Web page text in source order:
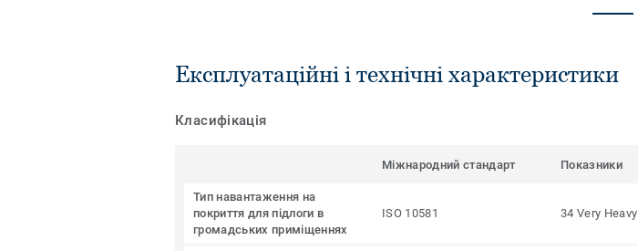
Експлуатаційні і технічні характеристики
Класифікація
Міжнародний стандарт Показники
Тип навантаження на
покриття для підлоги в
громадських приміщеннях
ISO 10581 34 Very Heavy